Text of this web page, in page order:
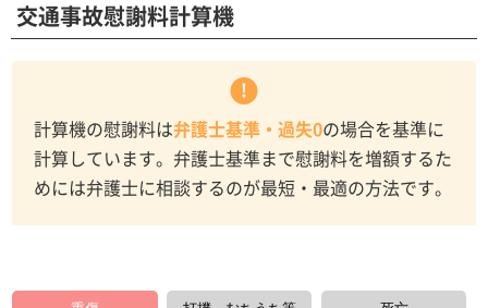
交通事故慰謝料計算機
計算機の慰謝料は弁護士基準・過失0の場合を基準に
計算しています。弁護士基準まで慰謝料を増額するた
めには弁護士に相談するのが最短・最適の方法です。